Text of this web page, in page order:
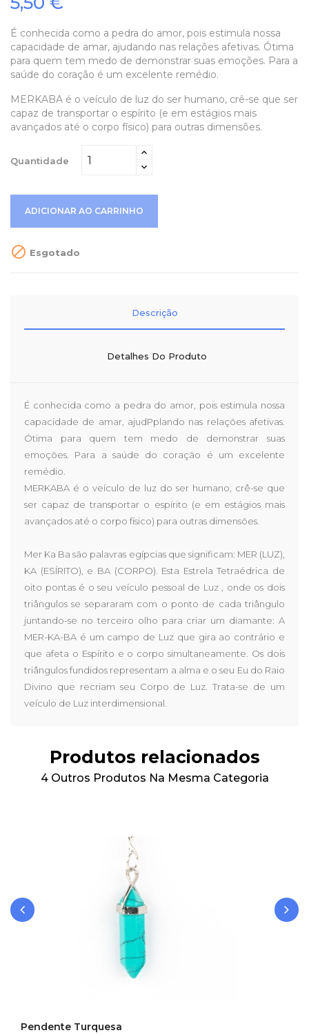
É conhecida como a pedra do amor, pois estimula nossa
capacidade de amar, ajudando nas relações afetivas. Ótima
para quem tem medo de demonstrar suas emoções. Para a
saúde do coração é um excelente remédio.
MERKABA é o veículo de luz do ser humano, crê-se que ser
capaz de transportar o espírito (e em estágios mais
avançados até o corpo físico) para outras dimensões.
Quantidade
ADICIONAR AO CARRINHO
 Esgotado
Descrição
Detalhes Do Produto
É conhecida como a pedra do amor, pois estimula nossa
capacidade de amar, ajudPplando nas relações afetivas.
Ótima para quem tem medo de demonstrar suas
emoções. Para a saúde do coração é um excelente
remédio.
MERKABA é o veículo de luz do ser humano, crê-se que
ser capaz de transportar o espírito (e em estágios mais
avançados até o corpo físico) para outras dimensões.
Mer Ka Ba são palavras egípcias que significam: MER (LUZ),
KA (ESÍRITO), e BA (CORPO). Esta Estrela Tetraédrica de
oito pontas é o seu veículo pessoal de Luz , onde os dois
triângulos se separaram com o ponto de cada triângulo
juntando-se no terceiro olho para criar um diamante: A
MER-KA-BA é um campo de Luz que gira ao contrário e
que afeta o Espírito e o corpo simultaneamente. Os dois
triângulos fundidos representam a alma e o seu Eu do Raio
Divino que recriam seu Corpo de Luz. Trata-se de um
veículo de Luz interdimensional.
Produtos relacionados
4 Outros Produtos Na Mesma Categoria
Pendente Turquesa